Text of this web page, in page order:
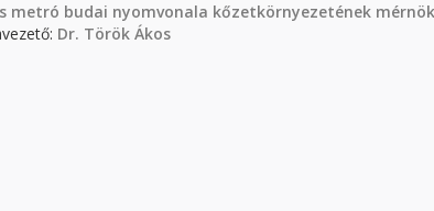
metró budai nyomvonala kőzetkörnyezetének
Dr. Török Ákos